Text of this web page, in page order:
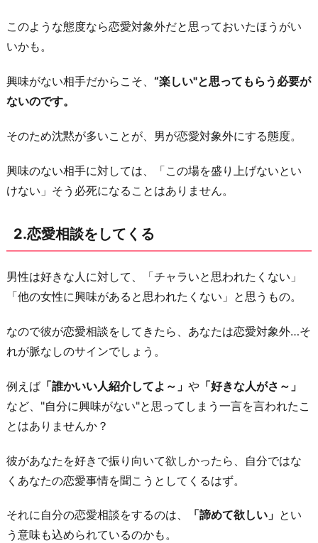
n
e
素
っ
な
い・
既
無
視
ホ
を
く
触
る
二
人
き
り
このような態度なら恋愛対象外だと思っておいたほうがい
いかも。
興味がない相手だからこそ、 “楽しい"と思ってもらう必要が
ないのです。
そのため沈黙が多いことが、男が恋愛対象外にする態度。
興味のない相手に対しては、「この場を盛り上げないとい
けない」そう必死になることはありません。
2.恋愛相談をしてくる
男性は好きな人に対して、「チャラいと思われたくない」
「他の女性に興味があると思われたくない」と思うもの。
なので彼が恋愛相談をしてきたら、あなたは恋愛対象外…そ
れが脈なしのサインでしょう。
例えば 「誰かいい人紹介してよ～」 や 「好きな人がさ～」
など、"自分に興味がない"と思ってしまう一言を言われたこ
とはありませんか？
彼があなたを好きで振り向いて欲しかったら、自分ではな
くあなたの恋愛事情を聞こうとしてくるはず。
それに自分の恋愛相談をするのは、 「諦めて欲しい」 とい
う意味も込められているのかも。